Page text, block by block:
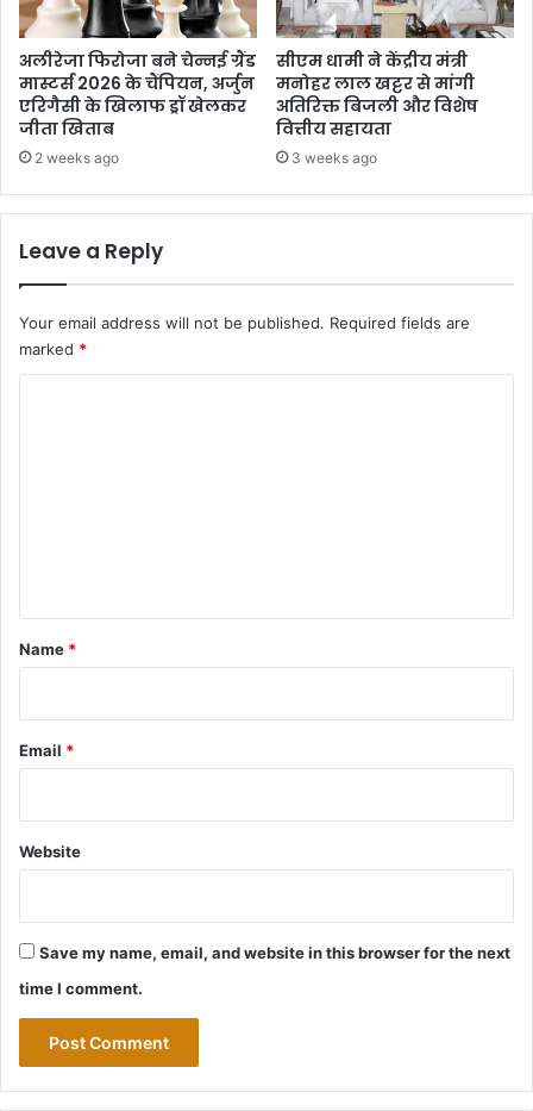
अलीरेजा फिरोजा बने चेन्नई ग्रैंड
मास्टर्स 2026 के चैंपियन, अर्जुन
एरिगैसी के खिलाफ ड्रॉ खेलकर
जीता खिताब
2 weeks ago
सीएम धामी ने केंद्रीय मंत्री
मनोहर लाल खट्टर से मांगी
अतिरिक्त बिजली और विशेष
वित्तीय सहायता
3 weeks ago
Leave a Reply
Your email address will not be published. Required fields are
marked *
*
Name *
Email *
Website
Save my name, email, and website in this browser for the next
time I comment.